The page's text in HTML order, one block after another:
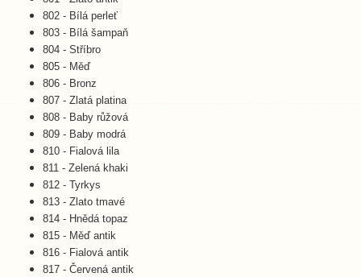
802 - Bílá perleť
803 - Bílá šampaň
804 - Stříbro
805 - Měď
806 - Bronz
807 - Zlatá platina
808 - Baby růžová
809 - Baby modrá
810 - Fialová lila
811 - Zelená khaki
812 - Tyrkys
813 - Zlato tmavé
814 - Hnědá topaz
815 - Měď antik
816 - Fialová antik
817 - Červená antik